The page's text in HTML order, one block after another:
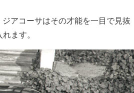
アコーサはその才能を一目で見抜
ます。